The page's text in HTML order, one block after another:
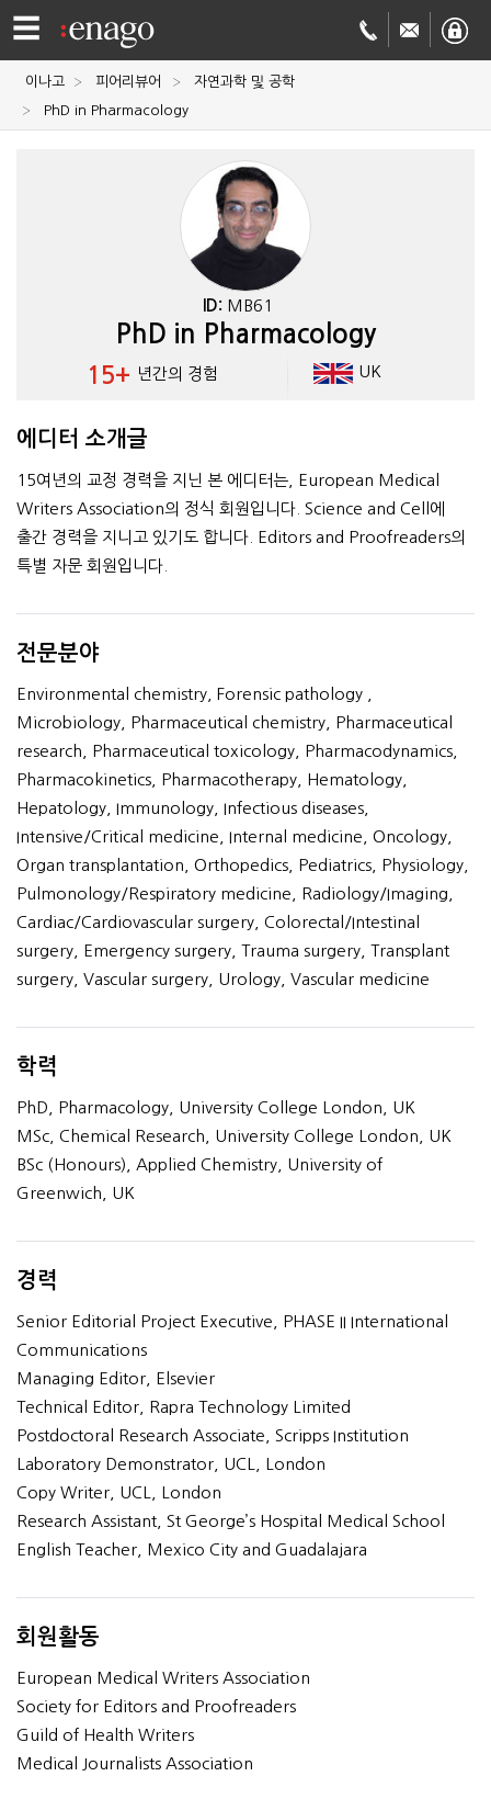
☰
영문
Academy
이나고 피어리뷰어
자연과학 및 공학
PhD in Pharmacology
ID: MB61
PhD in Pharmacology
15+ 년간의 경험 UK
에디터 소개글
15여년의 교정 경력을 지닌 본 에디터는, European Medical
Writers Association의 정식 회원입니다. Science and Cell에
출간 경력을 지니고 있기도 합니다. Editors and Proofreaders의
특별 자문 회원입니다.
전문분야
Environmental chemistry, Forensic pathology ,
Microbiology, Pharmaceutical chemistry, Pharmaceutical
research, Pharmaceutical toxicology, Pharmacodynamics,
Pharmacokinetics, Pharmacotherapy, Hematology,
Hepatology, Immunology, Infectious diseases,
Intensive/Critical medicine, Internal medicine, Oncology,
Organ transplantation, Orthopedics, Pediatrics, Physiology,
Pulmonology/Respiratory medicine, Radiology/Imaging,
Cardiac/Cardiovascular surgery, Colorectal/Intestinal
surgery, Emergency surgery, Trauma surgery, Transplant
surgery, Vascular surgery, Urology, Vascular medicine
학력
PhD, Pharmacology, University College London, UK
MSc, Chemical Research, University College London, UK
BSc (Honours), Applied Chemistry, University of
Greenwich, UK
경력
Senior Editorial Project Executive, PHASE II International
Communications
Managing Editor, Elsevier
Technical Editor, Rapra Technology Limited
Postdoctoral Research Associate, Scripps Institution
Laboratory Demonstrator, UCL, London
Copy Writer, UCL, London
Research Assistant, St George’s Hospital Medical School
English Teacher, Mexico City and Guadalajara
회원활동
European Medical Writers Association
Society for Editors and Proofreaders
Guild of Health Writers
Medical Journalists Association